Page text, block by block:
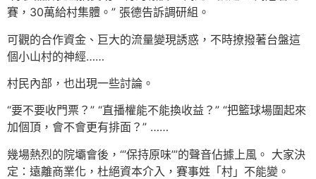
賽，30萬給村集體。” 張德告訴調研組。
可觀的合作資金、巨大的流量變現誘惑，不時撩撥著台盤這
個小山村的神經……
村民內部，也出現一些討論。
“要不要收門票？” “直播權能不能換收益？” “把籃球場圍起來
加個頂，會不會更有排面？” ……
幾場熱烈的院壩會後，“’保持原味’”的聲音佔據上風。 大家決
定：遠離商業化，杜絕資本介入，賽事姓「村」不能變。